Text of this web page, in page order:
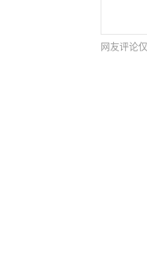
网友评论